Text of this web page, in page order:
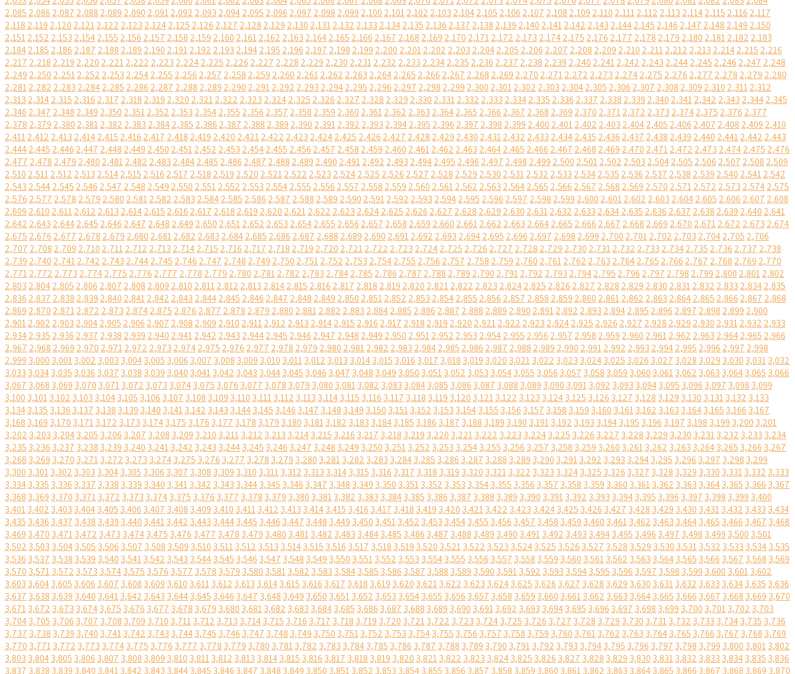
2,085 2,086 2,087 2,088 2,089 2,090 2,0912,092 2,093 2,0942,095 2,096 2,097 2,098 2,099 2,100 2,1012,102 2,103 2,1042,105 2,106 2,107 2,108 2,109 2,110 2,1112,112 2,113 2,1142,115 2,116 2,117
2,118 2,119 2,120 2,1212,122 2,123 2,1242,125 2,126 2,127 2,128 2,129 2,130 2,1312,132 2,133 2,1342,135 2,136 2,137 2,138 2,139 2,140 2,1412,142 2,143 2,1442,145 2,146 2,147 2,148 2,149 2,150
2,1512,152 2,153 2,1542,155 2,156 2,157 2,158 2,159 2,160 2,1612,162 2,163 2,1642,165 2,166 2,167 2,168 2,169 2,170 2,1712,172 2,173 2,1742,175 2,176 2,177 2,178 2,179 2,180 2,1812,182 2,183
2,1842,185 2,186 2,187 2,188 2,189 2,190 2,1912,192 2,193 2,1942,195 2,196 2,197 2,198 2,199 2,200 2,2012,202 2,203 2,2042,205 2,206 2,207 2,208 2,209 2,210 2,2112,212 2,213 2,2142,215 2,216
2,217 2,218 2,219 2,220 2,2212,222 2,223 2,2242,225 2,226 2,227 2,228 2,229 2,230 2,2312,232 2,233 2,2342,235 2,236 2,237 2,238 2,239 2,240 2,2412,242 2,243 2,2442,245 2,246 2,247 2,248
2,249 2,250 2,2512,252 2,253 2,2542,255 2,256 2,257 2,258 2,259 2,260 2,2612,262 2,263 2,2642,265 2,266 2,267 2,268 2,269 2,270 2,2712,272 2,273 2,2742,275 2,276 2,277 2,278 2,279 2,280
2,2812,282 2,283 2,2842,285 2,286 2,287 2,288 2,289 2,290 2,2912,292 2,293 2,2942,295 2,296 2,297 2,298 2,299 2,300 2,3012,302 2,303 2,3042,305 2,306 2,307 2,308 2,309 2,310 2,3112,312
2,313 2,3142,315 2,316 2,317 2,318 2,319 2,320 2,3212,322 2,323 2,3242,325 2,326 2,327 2,328 2,329 2,330 2,3312,332 2,333 2,3342,335 2,336 2,337 2,338 2,339 2,340 2,3412,342 2,343 2,3442,345
2,346 2,347 2,348 2,349 2,350 2,3512,352 2,353 2,3542,355 2,356 2,357 2,358 2,359 2,360 2,3612,362 2,363 2,3642,365 2,366 2,367 2,368 2,369 2,370 2,3712,372 2,373 2,3742,375 2,376 2,377
2,378 2,379 2,380 2,3812,382 2,383 2,3842,385 2,386 2,387 2,388 2,389 2,390 2,3912,392 2,393 2,3942,395 2,396 2,397 2,398 2,399 2,400 2,4012,402 2,403 2,4042,405 2,406 2,407 2,408 2,409 2,410
2,4112,412 2,413 2,4142,415 2,416 2,417 2,418 2,419 2,420 2,4212,422 2,423 2,4242,425 2,426 2,427 2,428 2,429 2,430 2,4312,432 2,433 2,4342,435 2,436 2,437 2,438 2,439 2,440 2,4412,442 2,443
2,4442,445 2,446 2,447 2,448 2,449 2,450 2,4512,452 2,453 2,4542,455 2,456 2,457 2,458 2,459 2,460 2,4612,462 2,463 2,4642,465 2,466 2,467 2,468 2,469 2,470 2,4712,472 2,473 2,4742,475 2,476
2,477 2,478 2,479 2,480 2,4812,482 2,483 2,4842,485 2,486 2,487 2,488 2,489 2,490 2,4912,492 2,493 2,4942,495 2,496 2,497 2,498 2,499 2,500 2,5012,502 2,503 2,5042,505 2,506 2,507 2,508 2,509
2,510 2,5112,512 2,513 2,5142,515 2,516 2,517 2,518 2,519 2,520 2,5212,522 2,523 2,5242,525 2,526 2,527 2,528 2,529 2,530 2,5312,532 2,533 2,5342,535 2,536 2,537 2,538 2,539 2,540 2,5412,542
2,543 2,5442,545 2,546 2,547 2,548 2,549 2,550 2,5512,552 2,553 2,5542,555 2,556 2,557 2,558 2,559 2,560 2,5612,562 2,563 2,5642,565 2,566 2,567 2,568 2,569 2,570 2,5712,572 2,573 2,5742,575
2,576 2,577 2,578 2,579 2,580 2,5812,582 2,583 2,5842,585 2,586 2,587 2,588 2,589 2,590 2,5912,592 2,593 2,5942,595 2,596 2,597 2,598 2,599 2,600 2,6012,602 2,603 2,6042,605 2,606 2,607 2,608
2,609 2,610 2,6112,612 2,613 2,6142,615 2,616 2,617 2,618 2,619 2,620 2,6212,622 2,623 2,6242,625 2,626 2,627 2,628 2,629 2,630 2,6312,632 2,633 2,6342,635 2,636 2,637 2,638 2,639 2,640 2,641
2,642 2,643 2,6442,645 2,646 2,647 2,648 2,649 2,650 2,6512,652 2,653 2,6542,655 2,656 2,657 2,658 2,659 2,660 2,6612,662 2,663 2,6642,665 2,666 2,667 2,668 2,669 2,670 2,6712,672 2,673 2,674
2,675 2,676 2,677 2,678 2,679 2,680 2,6812,682 2,683 2,6842,685 2,686 2,687 2,688 2,689 2,690 2,6912,692 2,693 2,6942,695 2,696 2,697 2,698 2,699 2,700 2,7012,702 2,703 2,7042,705 2,706
2,707 2,708 2,709 2,710 2,7112,712 2,713 2,7142,715 2,716 2,717 2,718 2,719 2,720 2,7212,722 2,723 2,7242,725 2,726 2,727 2,728 2,729 2,730 2,7312,732 2,733 2,7342,735 2,736 2,737 2,738
2,739 2,740 2,7412,742 2,743 2,7442,745 2,746 2,747 2,748 2,749 2,750 2,7512,752 2,753 2,7542,755 2,756 2,757 2,758 2,759 2,760 2,7612,762 2,763 2,7642,765 2,766 2,767 2,768 2,769 2,770
2,7712,772 2,773 2,7742,775 2,776 2,777 2,778 2,779 2,780 2,7812,782 2,783 2,7842,785 2,786 2,787 2,788 2,789 2,790 2,7912,792 2,793 2,7942,795 2,796 2,797 2,798 2,799 2,800 2,8012,802
2,803 2,8042,805 2,806 2,807 2,808 2,809 2,810 2,8112,812 2,813 2,8142,815 2,816 2,817 2,818 2,819 2,820 2,8212,822 2,823 2,8242,825 2,826 2,827 2,828 2,829 2,830 2,8312,832 2,833 2,8342,835
2,836 2,837 2,838 2,839 2,840 2,8412,842 2,843 2,8442,845 2,846 2,847 2,848 2,849 2,850 2,8512,852 2,853 2,8542,855 2,856 2,857 2,858 2,859 2,860 2,8612,862 2,863 2,8642,865 2,866 2,867 2,868
2,869 2,870 2,8712,872 2,873 2,8742,875 2,876 2,877 2,878 2,879 2,880 2,8812,882 2,883 2,8842,885 2,886 2,887 2,888 2,889 2,890 2,8912,892 2,893 2,8942,895 2,896 2,897 2,898 2,899 2,900
2,9012,902 2,903 2,9042,905 2,906 2,907 2,908 2,909 2,910 2,9112,912 2,913 2,9142,915 2,916 2,917 2,918 2,919 2,920 2,9212,922 2,923 2,9242,925 2,926 2,927 2,928 2,929 2,930 2,9312,932 2,933
2,9342,935 2,936 2,937 2,938 2,939 2,940 2,9412,942 2,943 2,9442,945 2,946 2,947 2,948 2,949 2,950 2,9512,952 2,953 2,9542,955 2,956 2,957 2,958 2,959 2,960 2,9612,962 2,963 2,9642,965 2,966
2,967 2,968 2,969 2,970 2,9712,972 2,973 2,9742,975 2,976 2,977 2,978 2,979 2,980 2,9812,982 2,983 2,9842,985 2,986 2,987 2,988 2,989 2,990 2,9912,992 2,993 2,9942,995 2,996 2,997 2,998
2,999 3,000 3,0013,002 3,003 3,0043,005 3,006 3,007 3,008 3,009 3,010 3,0113,012 3,013 3,0143,015 3,016 3,017 3,018 3,019 3,020 3,0213,022 3,023 3,0243,025 3,026 3,027 3,028 3,029 3,030 3,0313,032
3,033 3,0343,035 3,036 3,037 3,038 3,039 3,040 3,0413,042 3,043 3,0443,045 3,046 3,047 3,048 3,049 3,050 3,0513,052 3,053 3,0543,055 3,056 3,057 3,058 3,059 3,060 3,0613,062 3,063 3,0643,065 3,066
3,067 3,068 3,069 3,070 3,0713,072 3,073 3,0743,075 3,076 3,077 3,078 3,079 3,080 3,0813,082 3,083 3,0843,085 3,086 3,087 3,088 3,089 3,090 3,0913,092 3,093 3,0943,095 3,096 3,097 3,098 3,099
3,100 3,1013,102 3,103 3,1043,105 3,106 3,107 3,108 3,109 3,110 3,1113,112 3,113 3,1143,115 3,116 3,117 3,118 3,119 3,120 3,1213,122 3,123 3,1243,125 3,126 3,127 3,128 3,129 3,130 3,1313,132 3,133
3,1343,135 3,136 3,137 3,138 3,139 3,140 3,1413,142 3,143 3,1443,145 3,146 3,147 3,148 3,149 3,150 3,1513,152 3,153 3,1543,155 3,156 3,157 3,158 3,159 3,160 3,1613,162 3,163 3,1643,165 3,166 3,167
3,168 3,169 3,170 3,1713,172 3,173 3,1743,175 3,176 3,177 3,178 3,179 3,180 3,1813,182 3,183 3,1843,185 3,186 3,187 3,188 3,189 3,190 3,1913,192 3,193 3,1943,195 3,196 3,197 3,198 3,199 3,200 3,201
3,202 3,203 3,2043,205 3,206 3,207 3,208 3,209 3,210 3,2113,212 3,213 3,2143,215 3,216 3,217 3,218 3,219 3,220 3,2213,222 3,223 3,2243,225 3,226 3,227 3,228 3,229 3,230 3,2313,232 3,233 3,234
3,235 3,236 3,237 3,238 3,239 3,240 3,2413,242 3,243 3,2443,245 3,246 3,247 3,248 3,249 3,250 3,2513,252 3,253 3,2543,255 3,256 3,257 3,258 3,259 3,260 3,2613,262 3,263 3,2643,265 3,266 3,267
3,268 3,269 3,270 3,2713,272 3,273 3,2743,275 3,276 3,277 3,278 3,279 3,280 3,2813,282 3,283 3,2843,285 3,286 3,287 3,288 3,289 3,290 3,2913,292 3,293 3,2943,295 3,296 3,297 3,298 3,299
3,300 3,3013,302 3,303 3,3043,305 3,306 3,307 3,308 3,309 3,310 3,3113,312 3,313 3,3143,315 3,316 3,317 3,318 3,319 3,320 3,3213,322 3,323 3,3243,325 3,326 3,327 3,328 3,329 3,330 3,3313,332 3,333
3,3343,335 3,336 3,337 3,338 3,339 3,340 3,3413,342 3,343 3,3443,345 3,346 3,347 3,348 3,349 3,350 3,3513,352 3,353 3,3543,355 3,356 3,357 3,358 3,359 3,360 3,3613,362 3,363 3,3643,365 3,366 3,367
3,368 3,369 3,370 3,3713,372 3,373 3,3743,375 3,376 3,377 3,378 3,379 3,380 3,3813,382 3,383 3,3843,385 3,386 3,387 3,388 3,389 3,390 3,3913,392 3,393 3,3943,395 3,396 3,397 3,398 3,399 3,400
3,4013,402 3,403 3,4043,405 3,406 3,407 3,408 3,409 3,410 3,4113,412 3,413 3,4143,415 3,416 3,417 3,418 3,419 3,420 3,4213,422 3,423 3,4243,425 3,426 3,427 3,428 3,429 3,430 3,4313,432 3,433 3,434
3,435 3,436 3,437 3,438 3,439 3,440 3,4413,442 3,443 3,4443,445 3,446 3,447 3,448 3,449 3,450 3,4513,452 3,453 3,4543,455 3,456 3,457 3,458 3,459 3,460 3,4613,462 3,463 3,4643,465 3,466 3,467 3,468
3,469 3,470 3,4713,472 3,473 3,4743,475 3,476 3,477 3,478 3,479 3,480 3,4813,482 3,483 3,4843,485 3,486 3,487 3,488 3,489 3,490 3,4913,492 3,493 3,4943,495 3,496 3,497 3,498 3,499 3,500 3,501
3,502 3,503 3,5043,505 3,506 3,507 3,508 3,509 3,510 3,5113,512 3,513 3,5143,515 3,516 3,517 3,518 3,519 3,520 3,5213,522 3,523 3,5243,525 3,526 3,527 3,528 3,529 3,530 3,5313,532 3,533 3,5343,535
3,536 3,537 3,538 3,539 3,540 3,5413,542 3,543 3,5443,545 3,546 3,547 3,548 3,549 3,550 3,5513,552 3,553 3,5543,555 3,556 3,557 3,558 3,559 3,560 3,5613,562 3,563 3,5643,565 3,566 3,567 3,568 3,569
3,570 3,5713,572 3,573 3,5743,575 3,576 3,577 3,578 3,579 3,580 3,5813,582 3,583 3,5843,585 3,586 3,587 3,588 3,589 3,590 3,5913,592 3,593 3,5943,595 3,596 3,597 3,598 3,599 3,600 3,6013,602
3,603 3,6043,605 3,606 3,607 3,608 3,609 3,610 3,6113,612 3,613 3,6143,615 3,616 3,617 3,618 3,619 3,620 3,6213,622 3,623 3,6243,625 3,626 3,627 3,628 3,629 3,630 3,6313,632 3,633 3,6343,635 3,636
3,637 3,638 3,639 3,640 3,6413,642 3,643 3,6443,645 3,646 3,647 3,648 3,649 3,650 3,6513,652 3,653 3,6543,655 3,656 3,657 3,658 3,659 3,660 3,6613,662 3,663 3,6643,665 3,666 3,667 3,668 3,669 3,670
3,6713,672 3,673 3,6743,675 3,676 3,677 3,678 3,679 3,680 3,6813,682 3,683 3,6843,685 3,686 3,687 3,688 3,689 3,690 3,6913,692 3,693 3,6943,695 3,696 3,697 3,698 3,699 3,700 3,7013,702 3,703
3,7043,705 3,706 3,707 3,708 3,709 3,710 3,7113,712 3,713 3,7143,715 3,716 3,717 3,718 3,719 3,720 3,7213,722 3,723 3,7243,725 3,726 3,727 3,728 3,729 3,730 3,7313,732 3,733 3,7343,735 3,736
3,737 3,738 3,739 3,740 3,7413,742 3,743 3,7443,745 3,746 3,747 3,748 3,749 3,750 3,7513,752 3,753 3,7543,755 3,756 3,757 3,758 3,759 3,760 3,7613,762 3,763 3,7643,765 3,766 3,767 3,768 3,769
3,770 3,7713,772 3,773 3,7743,775 3,776 3,777 3,778 3,779 3,780 3,7813,782 3,783 3,7843,785 3,786 3,787 3,788 3,789 3,790 3,7913,792 3,793 3,7943,795 3,796 3,797 3,798 3,799 3,800 3,8013,802
3,803 3,8043,805 3,806 3,807 3,808 3,809 3,810 3,8113,812 3,813 3,8143,815 3,816 3,817 3,818 3,819 3,820 3,8213,822 3,823 3,8243,825 3,826 3,827 3,828 3,829 3,830 3,8313,832 3,833 3,8343,835 3,836
3,837 3,838 3,839 3,840 3,8413,842 3,843 3,8443,845 3,846 3,847 3,848 3,849 3,850 3,8513,852 3,853 3,8543,855 3,856 3,857 3,858 3,859 3,860 3,8613,862 3,863 3,8643,865 3,866 3,867 3,868 3,869 3,870